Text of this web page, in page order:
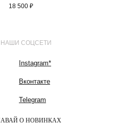
18 500 ₽
О НОВИНКАХ
НАШИ СОЦСЕТИ
Instagram*
Вконтакте
Telegram